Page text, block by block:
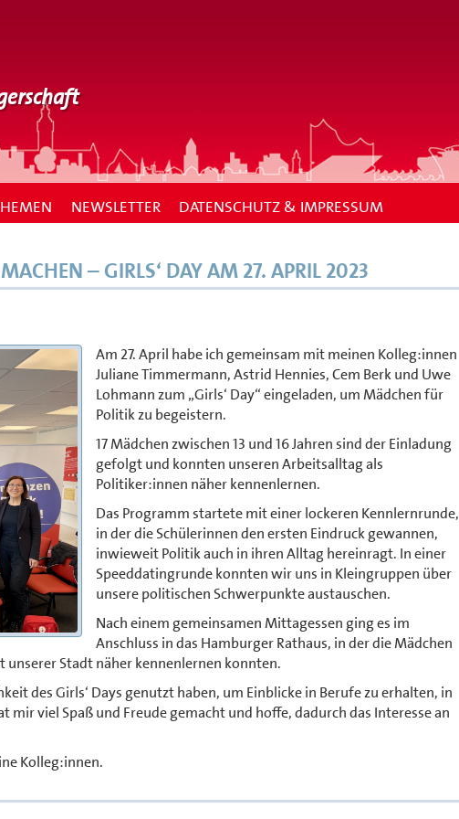
NEWSLETTER DATENSCHUTZ & IMPRESSUM
– GIRLS‘ DAY AM 27. APRIL 2023
Am 27. April habe ich gemeinsam mit meinen Kolleg:innen
Juliane Timmermann, Astrid Hennies, Cem Berk und Uwe
Lohmann zum „Girls‘ Day“ eingeladen, um Mädchen für
Politik zu begeistern.
17 Mädchen zwischen 13 und 16 Jahren sind der Einladung
gefolgt und konnten unseren Arbeitsalltag als
Politiker:innen näher kennenlernen.
Das Programm startete mit einer lockeren Kennlernrunde,
in der die Schülerinnen den ersten Eindruck gewannen,
inwieweit Politik auch in ihren Alltag hereinragt. In einer
Speeddatingrunde konnten wir uns in Kleingruppen über
unsere politischen Schwerpunkte austauschen.
Nach einem gemeinsamen Mittagessen ging es im
Anschluss in das Hamburger Rathaus, in der die Mädchen
Stadt näher kennenlernen konnten.
des Girls‘ Days genutzt haben, um Einblicke in Berufe zu erhalten, in
viel Spaß und Freude gemacht und hoffe, dadurch das Interesse an
Kolleg:innen.